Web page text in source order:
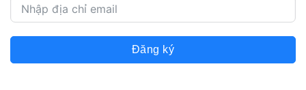
Đăng ký